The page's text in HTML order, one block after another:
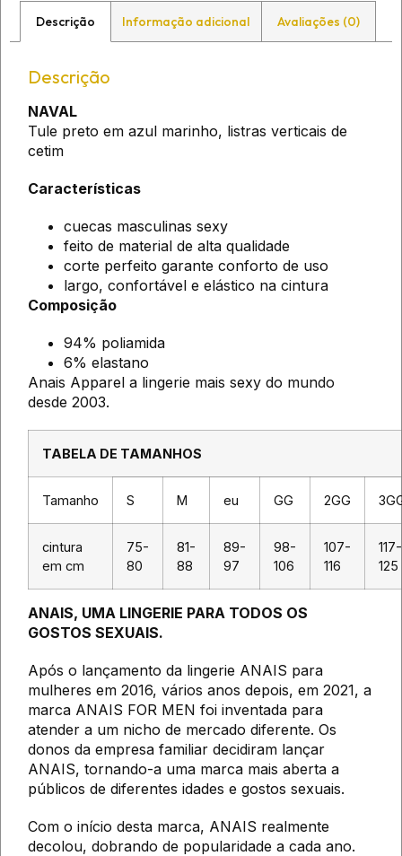
Descrição Informação adicional Avaliações (0)
Descrição
NAVAL
Tule preto em azul marinho, listras verticais de
cetim
Características
cuecas masculinas sexy
feito de material de alta qualidade
corte perfeito garante conforto de uso
largo, confortável e elástico na cintura
Composição
94% poliamida
6% elastano
Anais Apparel a lingerie mais sexy do mundo
desde 2003.
TABELA DE TAMANHOS
Tamanho S M eu GG 2GG
cintura
em cm
75-
80
81-
88
89-
97
98-
106
107-
116
117-
125
ANAIS, UMA LINGERIE PARA TODOS OS
GOSTOS SEXUAIS.
Após o lançamento da lingerie ANAIS para
mulheres em 2016, vários anos depois, em 2021, a
marca ANAIS FOR MEN foi inventada para
atender a um nicho de mercado diferente. Os
donos da empresa familiar decidiram lançar
ANAIS, tornando-a uma marca mais aberta a
públicos de diferentes idades e gostos sexuais.
Com o início desta marca, ANAIS realmente
decolou, dobrando de popularidade a cada ano.